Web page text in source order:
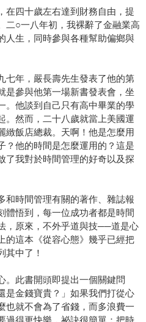
在四十歲左右達到財務自由，提
二○一八年初，我裸辭了金融業高
人生，同時參與各種幫助偏鄉與
七年，嚴長壽先生發表了他的第
是參與他第一場新書發表會，坐
。他談到自己只有高中畢業的學
。然而，二十八歲就當上美國運
緻飯店總裁。天啊！他是怎麼用
？他的時間是怎麼運用的？這是
了我對於時間管理的好奇以及探
和時間管理有關的著作、雜誌報
體悟到，每一位成功者都是時間
，原來，不外乎道與技──道是心
的這本《從容心態》幾乎已經把
其中了！
。此書開頭即提出一個關鍵問
是金錢寶貴？」如果我們打從心
也就不會為了省錢，而多浪費一
過得更快樂，祕訣很簡單：把時